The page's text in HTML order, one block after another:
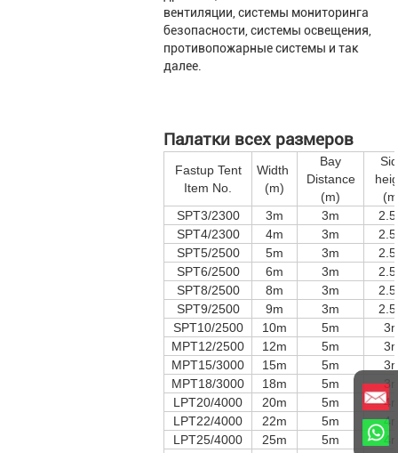
вентиляции, системы мониторинга
безопасности, системы освещения,
противопожарные системы и так
далее.
Палатки всех размеров
Fastup Tent
Item No.
Width
(m)
Bay
Distance
(m)
SPT3/2300
3m 3m
SPT4/2300
4m 3m
SPT5/2500
5m 3m
SPT6/2500
6m 3m
SPT8/2500
8m 3m
SPT9/2500
9m 3m
SPT10/2500
10m 5m
MPT12/2500
12m 5m
MPT15/3000
15m 5m
MPT18/3000
18m 5m
LPT20/4000
20m 5m
LPT22/4000
22m 5m
LPT25/4000
25m 5m